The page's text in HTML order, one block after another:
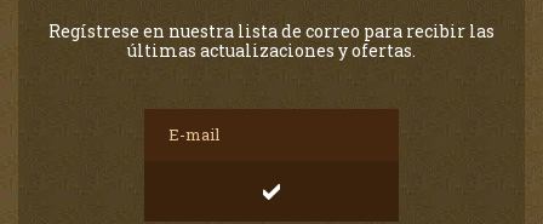
Regístrese en nuestra lista de correo para recibir las
últimas actualizaciones y ofertas.